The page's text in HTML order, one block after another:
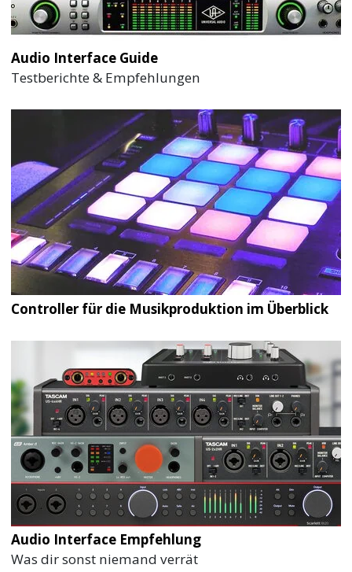
Audio Interface Guide
Testberichte & Empfehlungen
Controller für die Musikproduktion im Überblick
Audio Interface Empfehlung
Was dir sonst niemand verrät